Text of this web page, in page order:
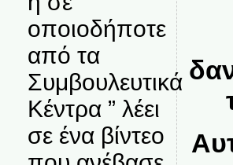
οποιοδήποτε
από τα
Συμβουλευτικά
Κέντρα ” λέει
σε ένα βίντεο